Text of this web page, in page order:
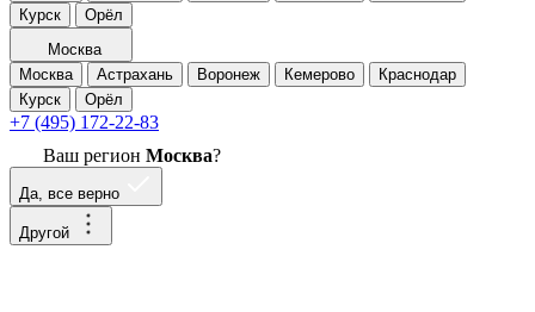
Курск
Орёл
Москва
Москва
Астрахань Воронеж Кемерово
Краснодар
Курск
Орёл
+7 (495) 172-22-83
Ваш регион Москва?
Да, все верно
Другой